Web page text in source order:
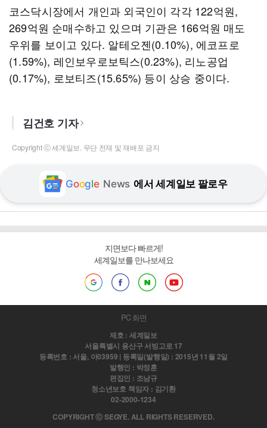
코스닥시장에서 개인과 외국인이 각각 122억원,
269억원 순매수하고 있으며 기관은 166억원 매도
우위를 보이고 있다. 알테오젠(0.10%), 에코프로
(1.59%), 레인보우로보틱스(0.23%), 리노공업
(0.17%), 로보티즈(15.65%) 등이 상승 중이다.
김건호 기자
Copyright ⓒ 세계일보. 무단 전재 및 재배포 금지
Google News 에서 세계일보 팔로우
지면보다 빠르게!
세계일보를 만나보세요
PC 화면
제호 : 세계일보
서울특별시 용산구 서빙고로 17
등록번호 : 서울, 아03959 | 등록일(발행일) : 2015년 11월 2일
발행인 : 박정훈
편집인 : 조남규
청소년보호 책임자 : 김기환
02-2000-1234
COPYRIGHT ⓒ SEGYE. ALL RIGHTS RESERVED.